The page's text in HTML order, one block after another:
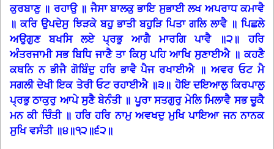
ਕੁਰਬਾਣੁ ॥ ਰਹਾਉ ॥ ਜੈਸਾ ਬਾਲਕੁ ਭਾਇ ਸੁਭਾਈ ਲਖ ਅਪਰਾਧ ਕਮਾਵੈ
॥ ਕਰਿ ਉਪਦੇਸੁ ਝਿੜਕੇ ਬਹੁ ਭਾਤੀ ਬਹੁੜਿ ਪਿਤਾ ਗਲਿ ਲਾਵੈ ॥ ਪਿਛਲੇ
ਅਉਗੁਣ ਬਖਸਿ ਲਏ ਪ੍ਰਭੁ ਆਗੈ ਮਾਰਗਿ ਪਾਵੈ ॥੨॥ ਹਰਿ
ਅੰਤਰਜਾਮੀ ਸਭ ਬਿਧਿ ਜਾਣੈ ਤਾ ਕਿਸੁ ਪਹਿ ਆਖਿ ਸੁਣਾਈਐ ॥ ਕਹਣੈ
ਕਥਨਿ ਨ ਭੀਜੈ ਗੋਬਿੰਦੁ ਹਰਿ ਭਾਵੈ ਪੈਜ ਰਖਾਈਐ ॥ ਅਵਰ ਓਟ ਮੈ
ਸਗਲੀ ਦੇਖੀ ਇਕ ਤੇਰੀ ਓਟ ਰਹਾਈਐ ॥੩॥ ਹੋਇ ਦਇਆਲੁ ਕਿਰਪਾਲੁ
ਪ੍ਰਭੁ ਠਾਕੁਰੁ ਆਪੇ ਸੁਣੈ ਬੇਨੰਤੀ ॥ ਪੂਰਾ ਸਤਗੁਰੁ ਮੇਲਿ ਮਿਲਾਵੈ ਸਭ ਚੂਕੈ
ਮਨ ਕੀ ਚਿੰਤੀ ॥ ਹਰਿ ਹਰਿ ਨਾਮੁ ਅਵਖਦੁ ਮੁਖਿ ਪਾਇਆ ਜਨ ਨਾਨਕ
ਸੁਖਿ ਵਸੰਤੀ ॥੪॥੧੨॥੬੨॥